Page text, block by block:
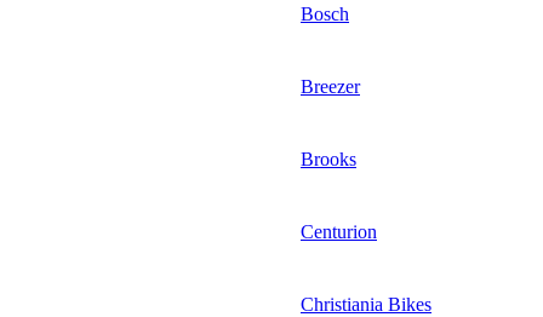
Bosch
Breezer
Brooks
Centurion
Christiania Bikes